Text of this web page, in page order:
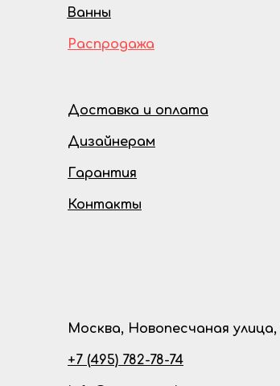
Дизайнерам
Доставка и оплата
Гарантия
Контакты
Распродажа
Ванны
Москва, Новопесчаная улица,
+7 (495) 782-78-74